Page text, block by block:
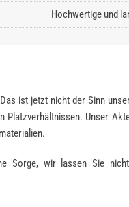
Hochwertige und
ist jetzt nicht der Sinn
Platzverhältnissen. Unser
Sorge, wir lassen Sie